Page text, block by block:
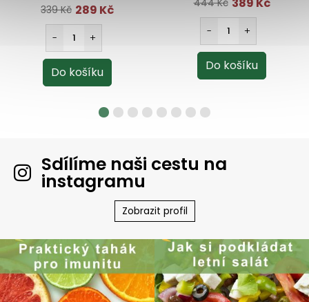
339 Kč 289 Kč 444 Kč
Sdílíme naši cestu na
instagramu
Zobrazit profil